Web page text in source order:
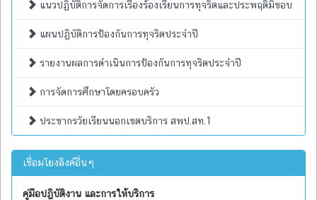
แนวปฏิบัติการจัดการเรื่องร้องเรียนการทุจริตและประพฤติมิชอบ
แผนปฏิบัติการป้องกันการทุจริตประจำปี
รายงานผลการดำเนินการป้องกันการทุจริตประจำปี
การจัดการศึกษาโดยครอบครัว
ประชากรวัยเรียนนอกเขตบริการ สพป.สท.1
เชื่อมโยงลิงค์อื่นๆ
คู่มือปฏิบัติงาน และการให้บริการ